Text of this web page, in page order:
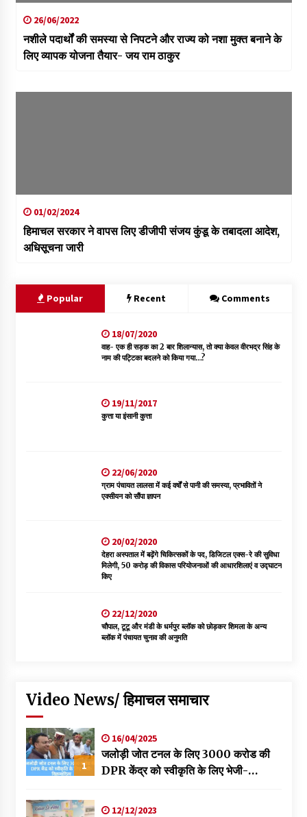
26/06/2022
नशीले पदार्थों की समस्या से निपटने और राज्य को नशा मुक्त बनाने के
लिए व्यापक योजना तैयार- जय राम ठाकुर
01/02/2024
हिमाचल सरकार ने वापस लिए डीजीपी संजय कुंडू के तबादला आदेश,
अधिसूचना जारी
Popular Recent Comments
18/07/2020
वाह- एक ही सड़क का 2 बार शिलान्यास, तो क्या केवल वीरभद्र सिंह के
नाम की पट्टिका बदलने को किया गया…?
19/11/2017
कुत्ता या इंसानी कुत्ता
22/06/2020
ग्राम पंचायत लालसा में कई वर्षों से पानी की समस्या, प्रभावितों ने
एक्सीयन को सौंपा ज्ञापन
20/02/2020
देहरा अस्पताल में बढ़ेंगे चिकित्सकों के पद, डिजिटल एक्स-रे की सुविधा
मिलेगी, 50 करोड़ की विकास परियोजनाओं की आधारशिलाएं व उद्घाटन
किए
22/12/2020
चौपाल, टूटू और मंडी के धर्मपुर ब्लॉक को छोड़कर शिमला के अन्य
ब्लॉक में पंचायत चुनाव की अनुमति
Video News/ हिमाचल समाचार
1
16/04/2025
जलोड़ी जोत टनल के लिए 3000 करोड की
DPR केंद्र को स्वीकृति के लिए भेजी-
12/12/2023